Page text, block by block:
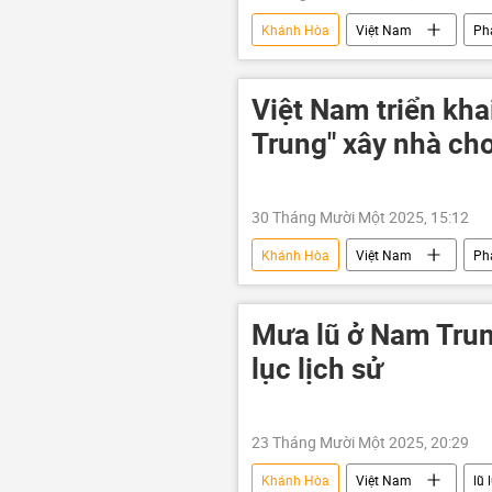
Khánh Hòa Việt Nam
Chính trị
GDP
Lâm Đồng
Đắk Lắk
Việt Nam triển
Trung" xây nhà
30 Tháng Mười Một 2025, 15:12
Khánh Hòa Việt Nam
Lâm Đồng
Bộ Nông nghiệp
Mưa bão, lũ lụt lịch sử, thiên tai kinh
Bộ Xây dựng
Mưa lũ ở Nam
lục lịch sử
23 Tháng Mười Một 2025, 20:29
Khánh Hòa Việt Nam lũ